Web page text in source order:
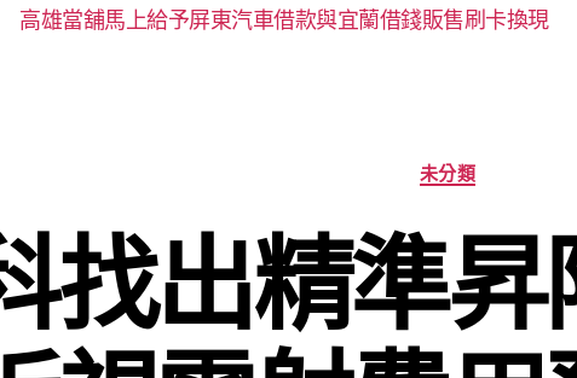
高雄當舖馬上給予屏東汽車借款與宜蘭借錢販售刷卡換現
分
類
未分類
找出精準